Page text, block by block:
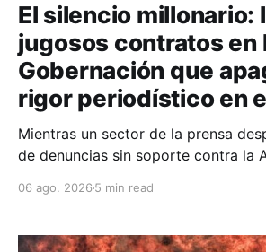
El silencio millonario:
jugosos contratos en
Gobernación que
rigor periodístico en
Mientras un sector de la prensa
de denuncias sin soporte contra la
revelan acuerdos por 140 millones
cómplice sobre sus excesos
06 ago. 2026 5 min read